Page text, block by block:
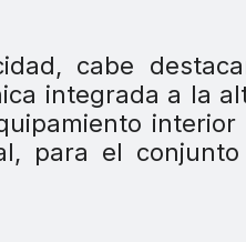
cabe
integrada a la
interior
para el